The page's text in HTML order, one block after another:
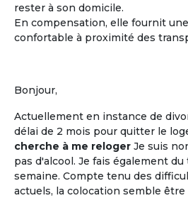
rester à son domicile.
En compensation, elle fournit
confortable à proximité des
Bonjour,
Actuellement en instance de
délai de 2 mois pour quitter le
cherche à me reloger Je suis
pas d'alcool. Je fais également
semaine. Compte tenu des
actuels, la colocation semble